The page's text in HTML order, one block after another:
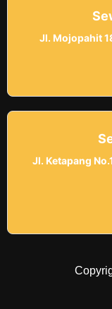
Jl. Mojopahit
Jl. Ketapang